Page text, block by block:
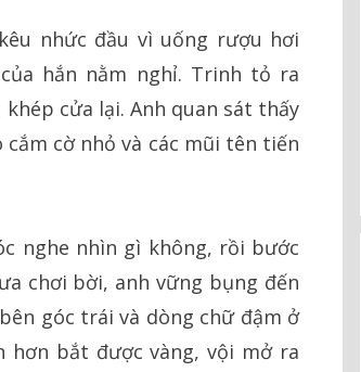
nhức đầu vì uống rượu hơi
hắn nằm nghỉ. Trinh tỏ ra
cửa lại. Anh quan sát thấy
cờ nhỏ và các mũi tên tiến
nghe nhìn gì không, rồi bước
chơi bời, anh vững bụng đến
góc trái và dòng chữ đậm ở
hơn bắt được vàng, vội mở ra